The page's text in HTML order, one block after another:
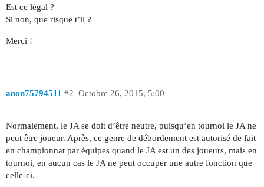
Est ce légal ?
Si non, que risque t’il ?
Merci !
anon75794511 Octobre 26, 2015, 5:00
#2
Normalement, le JA se doit d’être neutre, puisqu’en tournoi le JA ne
peut être joueur. Après, ce genre de débordement est autorisé de fait
en championnat par équipes quand le JA est un des joueurs, mais en
tournoi, en aucun cas le JA ne peut occuper une autre fonction que
celle-ci.